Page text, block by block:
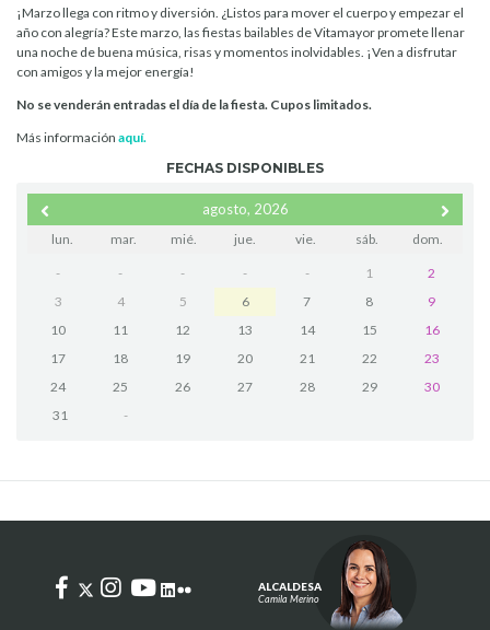
¡Marzo llega con ritmo y diversión. ¿Listos para mover el cuerpo y empezar el
año con alegría? Este marzo, las fiestas bailables de Vitamayor promete llenar
una noche de buena música, risas y momentos inolvidables. ¡Ven a disfrutar
con amigos y la mejor energía!
No se venderán entradas el día de la fiesta. Cupos limitados.
Más información aquí.
FECHAS DISPONIBLES
agosto, 2026
lun. mar. mié. jue. vie. sáb. dom.
- - - - - 1
2
3
4 5 6 7 8
9
10
11 12 13 14 15
16
17
18 19 20 21 22
23
24
25 26 27 28 29
30
31
-
ALCALDESA
Camila Merino